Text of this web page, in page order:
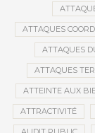
ATTAQUES
ATTAQUES
ATTAQUES
ATTEINTE AUX
ATTRACTIVITÉ